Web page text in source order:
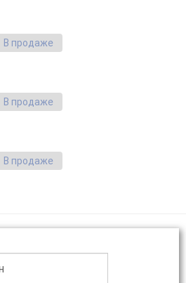
В продаже
В продаже
В продаже